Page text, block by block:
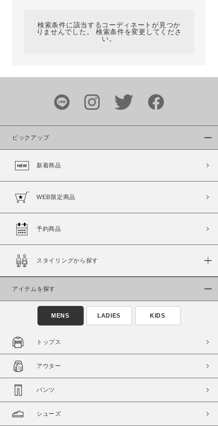
ブランド
カラー
商品タイプ
通常商品
セール価格 WEB限定
在庫
在庫あり
検索条件に該当するコーディネートが見つか
りませんでした。 検索条件を変更してくださ
い。
ピックアップ
新着商品
WEB限定商品
予約商品
スタイリングから探す
アイテムを探す
MENS LADIES KIDS
トップス
アウター
パンツ
シューズ